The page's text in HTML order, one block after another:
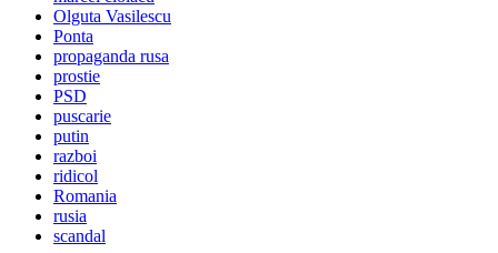
Olguta Vasilescu
Ponta
propaganda rusa
prostie
PSD
puscarie
putin
razboi
ridicol
Romania
rusia
scandal